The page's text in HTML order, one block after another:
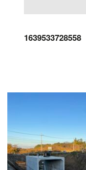
1639533728558